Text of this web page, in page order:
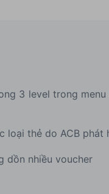
3 level trong
loại thẻ do ACB phát
dồn nhiều voucher